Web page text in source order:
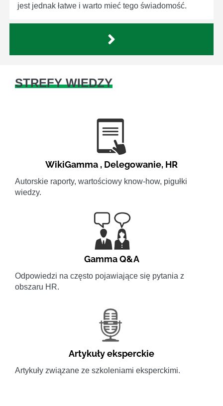
jest jednak łatwe i warto mieć tego świadomość.
STREFY WIEDZY
WikiGamma , Delegowanie, HR
Autorskie raporty, wartościowy know-how, pigułki
wiedzy.
Gamma Q&A
Odpowiedzi na często pojawiające się pytania z
obszaru HR.
Artykuły eksperckie
Artykuły związane ze szkoleniami eksperckimi.